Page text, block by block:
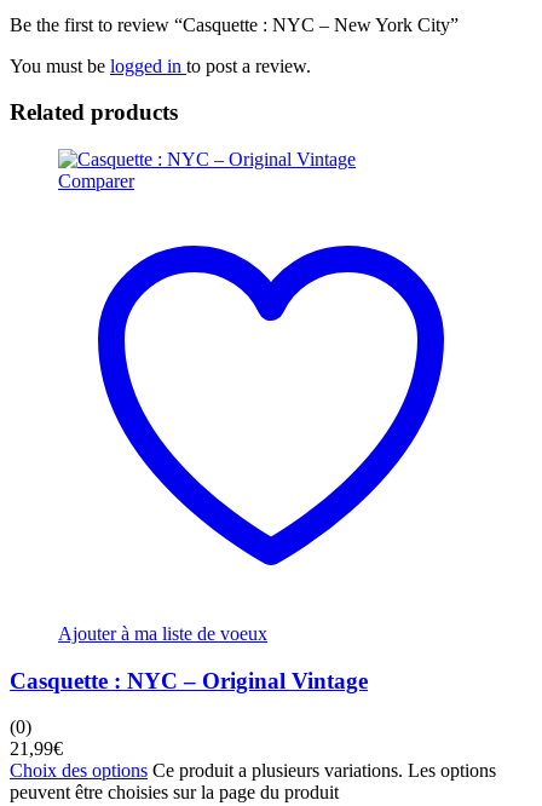
Be the first to review “Casquette : NYC – New York City”
You must be logged in to post a review.
Related products
Comparer
Ajouter à ma liste de voeux
Casquette : NYC – Original Vintage
(0)
21,99€
Choix des options Ce produit a plusieurs variations. Les options
peuvent être choisies sur la page du produit